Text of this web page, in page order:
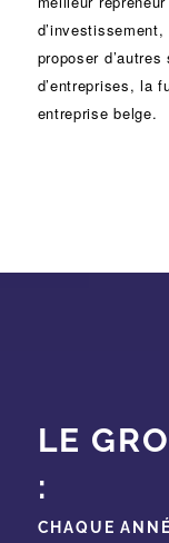
d’investissement,
proposer
d’entreprises, la
entreprise belge.
LE
:
CHAQUE